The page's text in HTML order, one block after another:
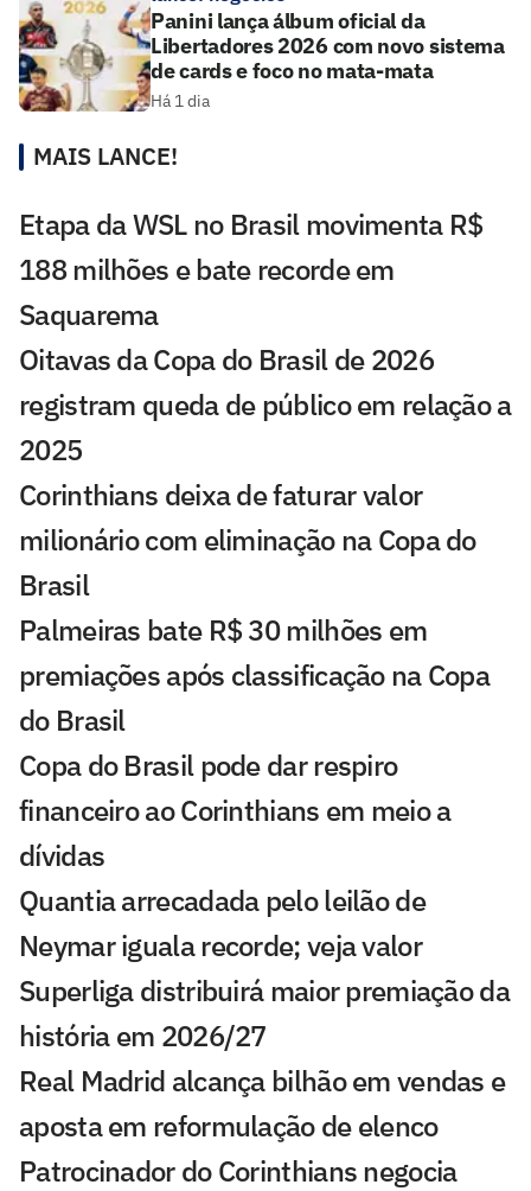
Panini lança álbum oficial da
Libertadores 2026 com novo sistema
de cards e foco no mata-mata
Há 1 dia
MAIS LANCE!
Etapa da WSL no Brasil movimenta R$
188 milhões e bate recorde em
Saquarema
Oitavas da Copa do Brasil de 2026
registram queda de público em relação a
2025
Corinthians deixa de faturar valor
milionário com eliminação na Copa do
Brasil
Palmeiras bate R$ 30 milhões em
premiações após classificação na Copa
do Brasil
Copa do Brasil pode dar respiro
financeiro ao Corinthians em meio a
dívidas
Quantia arrecadada pelo leilão de
Neymar iguala recorde; veja valor
Superliga distribuirá maior premiação da
história em 2026/27
Real Madrid alcança bilhão em vendas e
aposta em reformulação de elenco
Patrocinador do Corinthians negocia